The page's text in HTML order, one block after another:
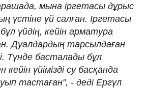
мына іргетасы дұрыс
үстіне үй салған. Іргетасы
үйдің, кейін арматура
Дуалдардың тарсылдаған
Түнде басталады бұл
кейін үйімізді су басқанда
тастаған", - деді Ергүл